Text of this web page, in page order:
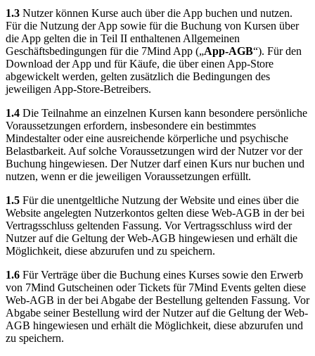
1.3 Nutzer können Kurse auch über die App buchen und nutzen.
Für die Nutzung der App sowie für die Buchung von Kursen über
die App gelten die in Teil II enthaltenen Allgemeinen
Geschäftsbedingungen für die 7Mind App („App-AGB“). Für den
Download der App und für Käufe, die über einen App-Store
abgewickelt werden, gelten zusätzlich die Bedingungen des
jeweiligen App-Store-Betreibers.
1.4 Die Teilnahme an einzelnen Kursen kann besondere persönliche
Voraussetzungen erfordern, insbesondere ein bestimmtes
Mindestalter oder eine ausreichende körperliche und psychische
Belastbarkeit. Auf solche Voraussetzungen wird der Nutzer vor der
Buchung hingewiesen. Der Nutzer darf einen Kurs nur buchen und
nutzen, wenn er die jeweiligen Voraussetzungen erfüllt.
1.5 Für die unentgeltliche Nutzung der Website und eines über die
Website angelegten Nutzerkontos gelten diese Web-AGB in der bei
Vertragsschluss geltenden Fassung. Vor Vertragsschluss wird der
Nutzer auf die Geltung der Web-AGB hingewiesen und erhält die
Möglichkeit, diese abzurufen und zu speichern.
1.6 Für Verträge über die Buchung eines Kurses sowie den Erwerb
von 7Mind Gutscheinen oder Tickets für 7Mind Events gelten diese
Web-AGB in der bei Abgabe der Bestellung geltenden Fassung. Vor
Abgabe seiner Bestellung wird der Nutzer auf die Geltung der Web-
AGB hingewiesen und erhält die Möglichkeit, diese abzurufen und
zu speichern.